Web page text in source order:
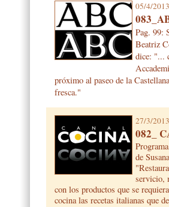
05/4/2013
Pag. 99:
Beatriz
dice: "...
próximo al paseo de la
fresca."
27/3/2013
082_
de
servicio,
con los productos que se
cocina las recetas italianas que